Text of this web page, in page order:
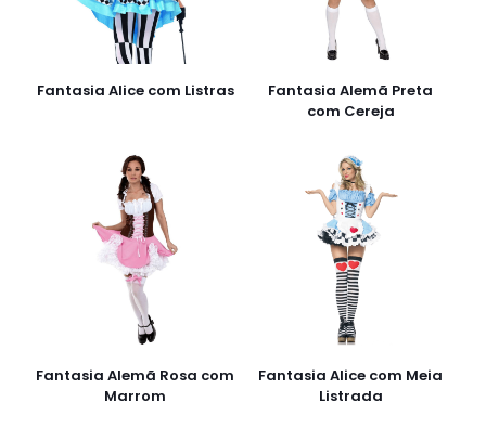
Fantasia Alice com Listras
Fantasia Alemã Preta
com Cereja
Fantasia Alemã Rosa com
Marrom
Fantasia Alice com Meia
Listrada